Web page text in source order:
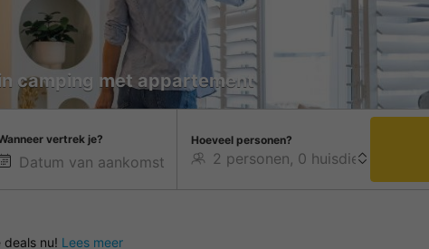
camping met appartement
vertrek je? Hoeveel personen?
nu! Lees meer